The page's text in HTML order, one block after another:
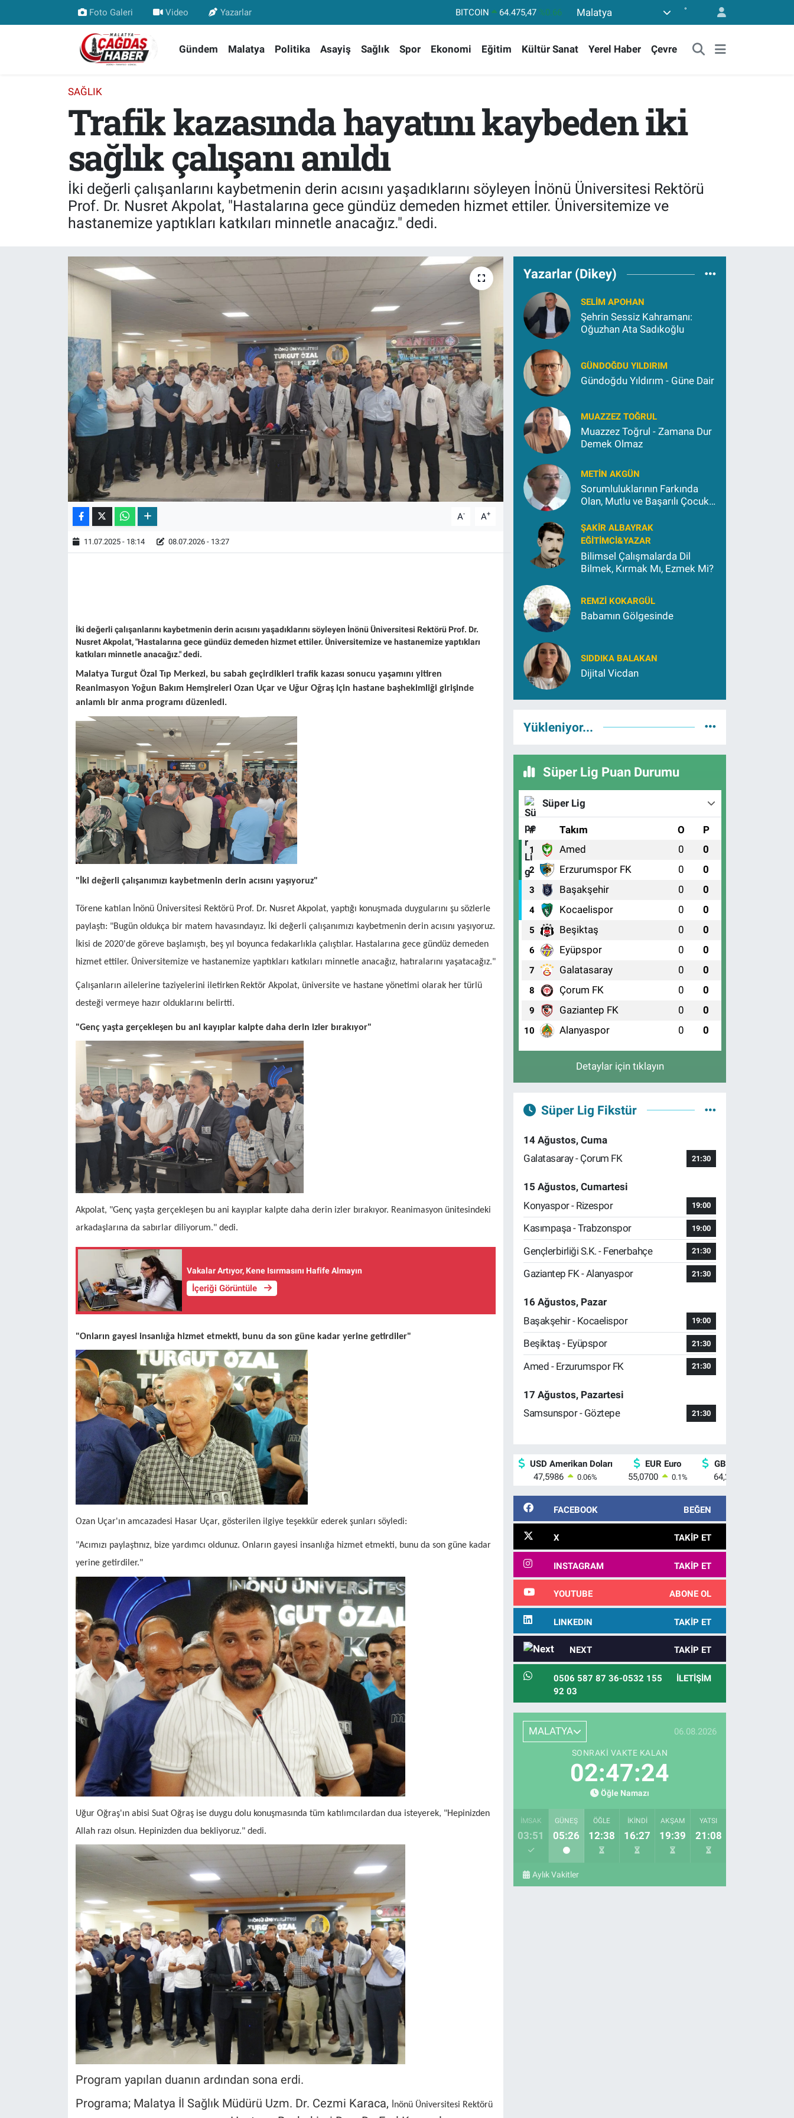
Foto Galeri Video Yazarlar
DOLAR
47,5986 %0.06
Malatya °
Gündem Malatya Politika Asayiş Sağlık Spor Ekonomi Eğitim Kültür Sanat Yerel Haber Çevre
SAĞLIK
Trafik kazasında hayatını kaybeden iki
sağlık çalışanı anıldı
İki değerli çalışanlarını kaybetmenin derin acısını yaşadıklarını söyleyen İnönü Üniversitesi Rektörü
Prof. Dr. Nusret Akpolat, "Hastalarına gece gündüz demeden hizmet ettiler. Üniversitemize ve
hastanemize yaptıkları katkıları minnetle anacağız." dedi.
A- A+
11.07.2025 - 18:14 08.07.2026 - 13:27
İki değerli çalışanlarını kaybetmenin derin acısını yaşadıklarını söyleyen İnönü Üniversitesi Rektörü Prof. Dr.
Nusret Akpolat, "Hastalarına gece gündüz demeden hizmet ettiler. Üniversitemize ve hastanemize yaptıkları
katkıları minnetle anacağız." dedi.
Malatya Turgut Özal Tıp Merkezi, bu sabah geçirdikleri trafik kazası sonucu yaşamını yitiren
Reanimasyon Yoğun Bakım Hemşireleri Ozan Uçar ve Uğur Oğraş için hastane başhekimliği girişinde
anlamlı bir anma programı düzenledi.
"İki değerli çalışanımızı kaybetmenin derin acısını yaşıyoruz"
Törene katılan İnönü Üniversitesi Rektörü Prof. Dr. Nusret Akpolat, yaptığı konuşmada duygularını şu sözlerle
paylaştı: "Bugün oldukça bir matem havasındayız. İki değerli çalışanımızı kaybetmenin derin acısını yaşıyoruz.
İkisi de 2020'de göreve başlamıştı, beş yıl boyunca fedakarlıkla çalıştılar. Hastalarına gece gündüz demeden
hizmet ettiler. Üniversitemize ve hastanemize yaptıkları katkıları minnetle anacağız, hatıralarını yaşatacağız."
Çalışanların ailelerine taziyelerini iletirken Rektör Akpolat, üniversite ve hastane yönetimi olarak her türlü
desteği vermeye hazır olduklarını belirtti.
"Genç yaşta gerçekleşen bu ani kayıplar kalpte daha derin izler bırakıyor"
Akpolat, "Genç yaşta gerçekleşen bu ani kayıplar kalpte daha derin izler bırakıyor. Reanimasyon ünitesindeki
arkadaşlarına da sabırlar diliyorum." dedi.
Vakalar Artıyor, Kene Isırmasını Hafife Almayın
İçeriği Görüntüle
"Onların gayesi insanlığa hizmet etmekti, bunu da son güne kadar yerine getirdiler"
Ozan Uçar'ın amcazadesi Hasar Uçar, gösterilen ilgiye teşekkür ederek şunları söyledi:
"Acımızı paylaştınız, bize yardımcı oldunuz. Onların gayesi insanlığa hizmet etmekti, bunu da son güne kadar
yerine getirdiler."
Uğur Oğraş'ın abisi Suat Oğraş ise duygu dolu konuşmasında tüm katılımcılardan dua isteyerek, "Hepinizden
Allah razı olsun. Hepinizden dua bekliyoruz." dedi.
Program yapılan duanın ardından sona erdi.
Programa; Malatya İl Sağlık Müdürü Uzm. Dr. Cezmi Karaca, İnönü Üniversitesi Rektörü
Yazarlar (Dikey)
SELIM APOHAN
Şehrin Sessiz Kahramanı:
Oğuzhan Ata Sadıkoğlu
GÜNDOĞDU YILDIRIM
Gündoğdu Yıldırım - Güne Dair
MUAZZEZ TOĞRUL
Muazzez Toğrul - Zamana Dur
Demek Olmaz
METIN AKGÜN
Sorumluluklarının Farkında
Olan, Mutlu ve Başarılı Çocuk
ŞAKIR ALBAYRAK
EĞITIMCI&YAZAR
Bilimsel Çalışmalarda Dil
Bilmek, Kırmak Mı, Ezmek Mi?
REMZI KOKARGÜL
Babamın Gölgesinde
SIDDIKA BALAKAN
Dijital Vicdan
Yükleniyor...
Süper Lig Puan Durumu
Süper Lig
# Takım O P
1 Amed 0 0
2 Erzurumspor FK 0 0
3 Başakşehir 0 0
4 Kocaelispor 0 0
5 Beşiktaş 0 0
6 Eyüpspor 0 0
7 Galatasaray 0 0
8 Çorum FK 0 0
9 Gaziantep FK 0 0
10 Alanyaspor 0 0
Detaylar için tıklayın
Süper Lig Fikstür
14 Ağustos, Cuma
Galatasaray - Çorum FK
21:30
15 Ağustos, Cumartesi
Konyaspor - Rizespor
19:00
Kasımpaşa - Trabzonspor 19:00
Gençlerbirliği S.K. - Fenerbahçe 21:30
Gaziantep FK - Alanyaspor 21:30
16 Ağustos, Pazar
Başakşehir - Kocaelispor
19:00
Beşiktaş - Eyüpspor 21:30
Amed - Erzurumspor FK 21:30
17 Ağustos, Pazartesi
Samsunspor - Göztepe
21:30
USD Amerikan Doları
47,5986
0.06%
EUR Euro
55,0700
0.1%
GBP İngiliz Sterlini
64,2438
FACEBOOK BEĞEN
X TAKIP ET
INSTAGRAM TAKIP ET
YOUTUBE ABONE OL
LINKEDIN TAKIP ET
NEXT TAKIP ET
0506 587 87 36-0532 155
92 03
İLETIŞIM
MALATYA 06.08.2026
SONRAKI VAKTE KALAN
02:47:23
Öğle Namazı
İMSAK
03:51
GÜNEŞ
05:26
ÖĞLE
12:38
İKINDI
16:27
AKŞAM
19:39
YATSI
21:08
Aylık Vakitler
Nöbetçi Eczaneler
Malatya Namaz Vakitleri
Trafik Durumu
Süper Lig Puan Durumu ve Fikstür
Tüm Manşetler
Son Dakika Haberleri
Haber Arşivi